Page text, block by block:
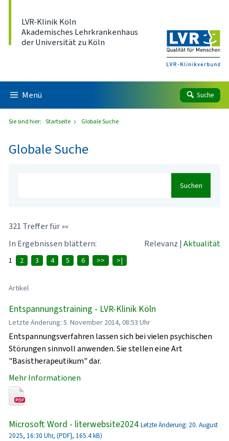
LVR-Klinik Köln
Akademisches Lehrkrankenhaus
der Universität zu Köln
Menü Suche
Sie sind hier: Startseite Globale Suche
Globale Suche
Suchen
321 Treffer für »«
In Ergebnissen blättern:
Relevanz | Aktualität
1 2 3 4 5 6 >> >|
Artikel
Entspannungstraining - LVR-Klinik Köln
Letzte Änderung: 5. November 2014, 08:53 Uhr
Entspannungsverfahren lassen sich bei vielen psychischen
Störungen sinnvoll anwenden. Sie stellen eine Art
"Basistherapeutikum" dar.
Mehr Informationen
Microsoft Word - literwebsite2024 Letzte Änderung: 20. August
2025, 16:30 Uhr, (PDF}, 165.4 kB)